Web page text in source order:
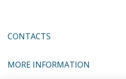
CONTACTS
MORE INFORMATION